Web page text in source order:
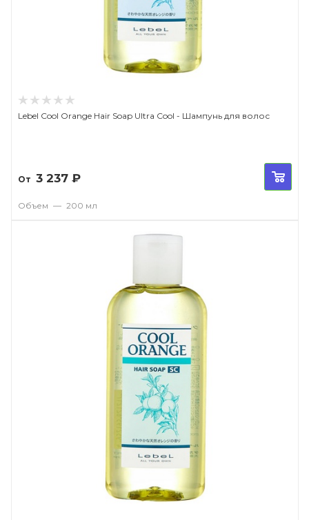
Lebel Cool Orange Hair Soap Ultra Cool - Шампунь для волос
От 3 237 ₽
Объем — 200 мл